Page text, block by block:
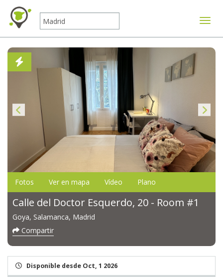
Fotos Ver en mapa Vídeo Plano
Calle del Doctor Esquerdo, 20 - Room #1
Goya, Salamanca, Madrid
Compartir
Disponible desde Oct, 1 2026